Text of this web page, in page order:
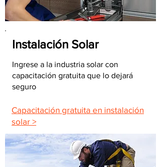
Instalación Solar
Ingrese a la industria solar con
capacitación gratuita que lo dejará
seguro
Capacitación gratuita en instalación
solar >